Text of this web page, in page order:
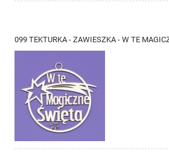
099 TEKTURKA - ZAWIESZKA - W TE